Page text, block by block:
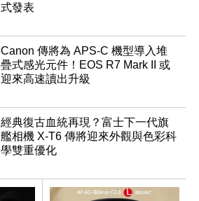
式發表
Canon 傳將為 APS-C 機型導入堆
疊式感光元件！EOS R7 Mark II 或
迎來高速讀出升級
經典復古血統再現？富士下一代旗
艦相機 X-T6 傳將迎來外觀與色彩科
學雙重優化